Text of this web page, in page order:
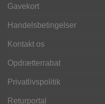
Gavekort
Handelsbetingelser
Kontakt os
Opdrætterrabat
Privatlivspolitik
Returportal